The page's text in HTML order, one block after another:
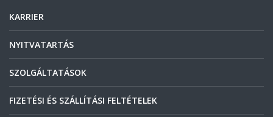
KARRIER
NYITVATARTÁS
SZOLGÁLTATÁSOK
FIZETÉSI ÉS SZÁLLÍTÁSI FELTÉTELEK